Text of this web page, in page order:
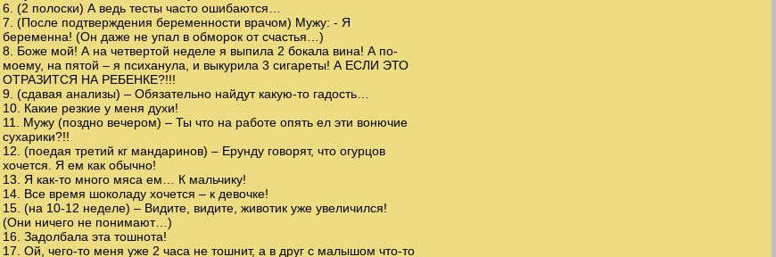
6. (2 полоски) А ведь тесты часто ошибаются…
7. (После подтверждения беременности врачом) Мужу: - Я
беременна! (Он даже не упал в обморок от счастья…)
8. Боже мой! А на четвертой неделе я выпила 2 бокала вина! А по-
моему, на пятой – я психанула, и выкурила 3 сигареты! А ЕСЛИ ЭТО
ОТРАЗИТСЯ НА РЕБЕНКЕ?!!!
9. (сдавая анализы) – Обязательно найдут какую-то гадость…
10. Какие резкие у меня духи!
11. Мужу (поздно вечером) – Ты что на работе опять ел эти вонючие
сухарики?!!
12. (поедая третий кг мандаринов) – Ерунду говорят, что огурцов
хочется. Я ем как обычно!
13. Я как-то много мяса ем… К мальчику!
14. Все время шоколаду хочется – к девочке!
15. (на 10-12 неделе) – Видите, видите, животик уже увеличился!
(Они ничего не понимают…)
16. Задолбала эта тошнота!
17. Ой, чего-то меня уже 2 часа не тошнит, а в друг с малышом что-то